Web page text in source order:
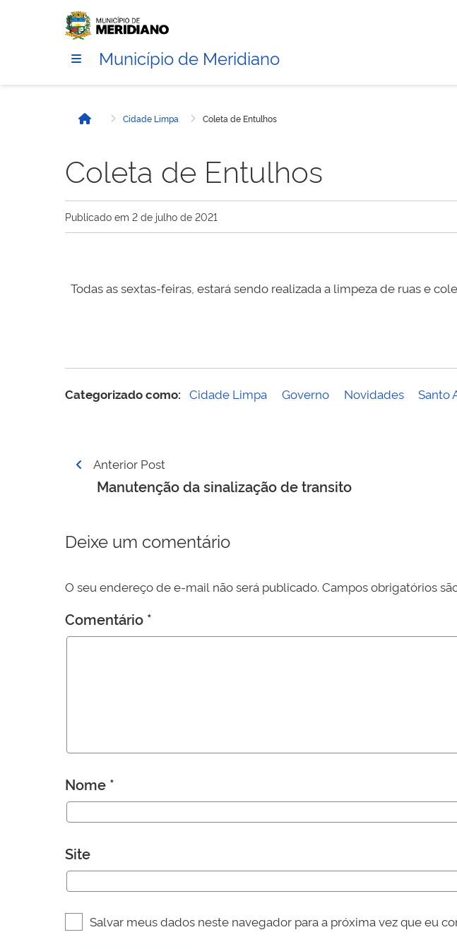
Município de Meridiano
Início Cidade Limpa Coleta de Entulhos
Coleta de Entulhos
Publicado em 2 de julho de 2021
Todas as sextas-feiras, estará sendo realizada a limpeza de ruas e
Categorizado como: Cidade Limpa Governo Novidades Santo
Navegação
Anterior Post
Manutenção da sinalização de transito
Deixe um comentário
O seu endereço de e-mail não será publicado. Campos obrigatórios
Comentário *
Nome *
Site
Salvar meus dados neste navegador para a próxima vez que eu